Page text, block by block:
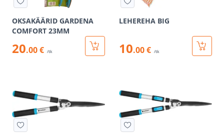
OKSAKÄÄRID GARDENA
COMFORT 23MM
20.00 € /tk
LEHEREHA BIG
10.00 € /tk